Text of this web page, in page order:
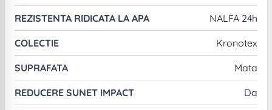
REZISTENTA RIDICATA LA APA NALFA 24h
COLECTIE Kronotex
SUPRAFATA Mata
REDUCERE SUNET IMPACT Da